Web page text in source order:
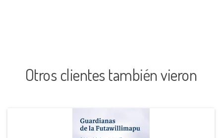
Otros clientes también vieron